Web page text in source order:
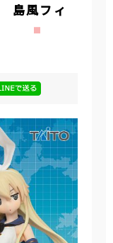
島風フィ